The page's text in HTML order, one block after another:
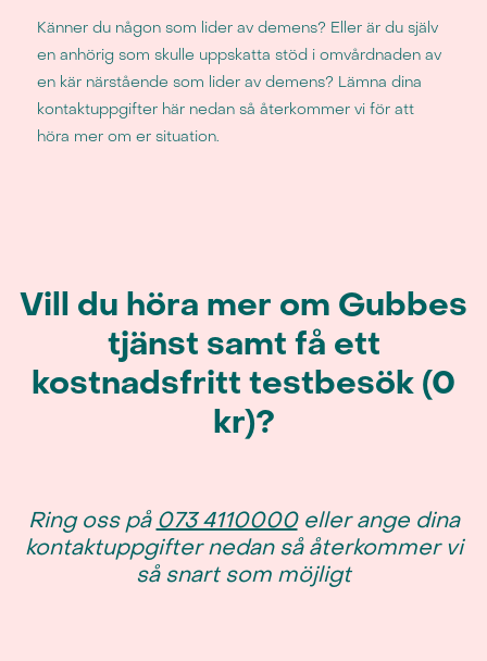
Känner du någon som lider av demens? Eller är du själv
en anhörig som skulle uppskatta stöd i omvårdnaden av
en kär närstående som lider av demens? Lämna dina
kontaktuppgifter här nedan så återkommer vi för att
höra mer om er situation.
Vill du höra mer om Gubbes
tjänst samt få ett
kostnadsfritt testbesök (0
kr)?
Ring oss på 073 4110000eller ange dina
kontaktuppgifter nedan så återkommer vi
så snart som möjligt